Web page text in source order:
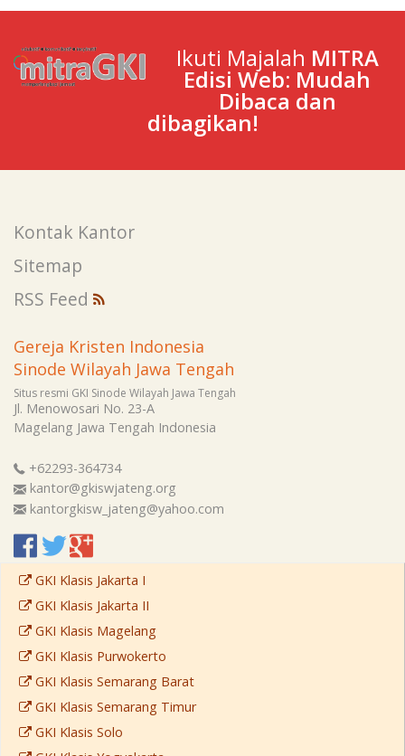
Ikuti Majalah MITRA
Edisi Web: Mudah
Dibaca dan
dibagikan!
Kontak Kantor
Sitemap
RSS Feed
Gereja Kristen Indonesia
Sinode Wilayah Jawa Tengah
Situs resmi GKI Sinode Wilayah Jawa Tengah
Jl. Menowosari No. 23-A
Magelang Jawa Tengah Indonesia
+62293-364734
kantor@gkiswjateng.org
kantorgkisw_jateng@yahoo.com
GKI Klasis Jakarta I
GKI Klasis Jakarta II
GKI Klasis Magelang
GKI Klasis Purwokerto
GKI Klasis Semarang Barat
GKI Klasis Semarang Timur
GKI Klasis Solo